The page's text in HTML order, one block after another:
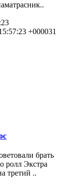
+000031
брать
ролл Экстра
третий ..